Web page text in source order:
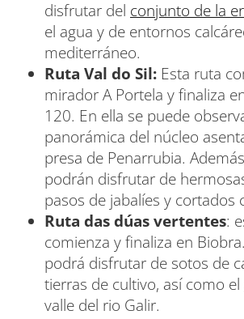
disfrutar del conjunto de la
el agua y de entornos
mediterráneo.
Ruta Val do Sil: Esta ruta
mirador A Portela y finaliza
120. En ella se puede
panorámica del núcleo
presa de Penarrubia.
podrán disfrutar de
pasos de jabalíes y cortados
Ruta das dúas vertentes:
comienza y finaliza en
podrá disfrutar de sotos de
tierras de cultivo, así como
valle del rio Galir.